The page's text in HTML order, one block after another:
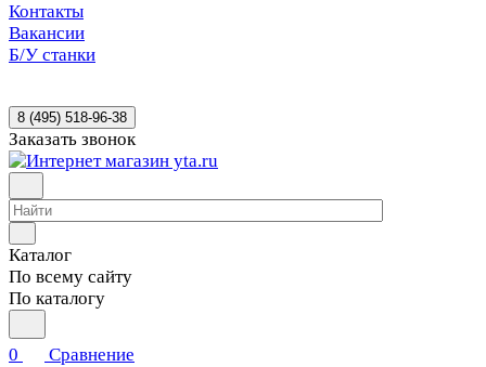
Контакты
Вакансии
Б/У станки
8 (495) 518-96-38
Заказать звонок
Каталог
По всему сайту
По каталогу
0
Сравнение